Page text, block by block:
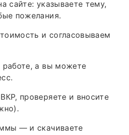
сайте: указываете тему,
пожелания.
и согласовываем
работе, а вы можете
проверяете и вносите
— и скачиваете